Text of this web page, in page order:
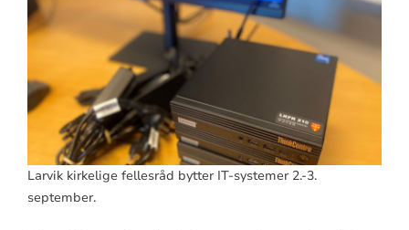
Larvik kirkelige fellesråd bytter IT-systemer 2.-3.
september.